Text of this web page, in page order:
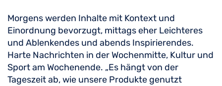
Morgens werden Inhalte mit Kontext und
Einordnung bevorzugt, mittags eher Leichteres
und Ablenkendes und abends Inspirierendes.
Harte Nachrichten in der Wochenmitte, Kultur und
Sport am Wochenende. „Es hängt von der
Tageszeit ab, wie unsere Produkte genutzt